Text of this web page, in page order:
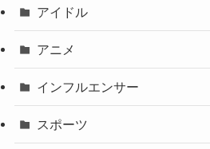
アイドル
アニメ
インフルエンサー
スポーツ